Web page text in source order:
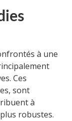
à une
Ces
sont
à
robustes.